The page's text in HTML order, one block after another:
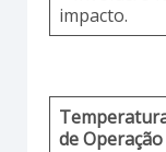
impacto.
de Operação